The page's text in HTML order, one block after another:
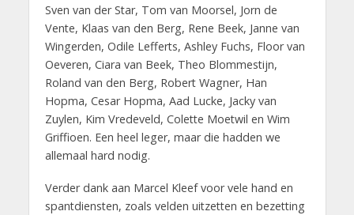
Sven van der Star, Tom van Moorsel, Jorn de
Vente, Klaas van den Berg, Rene Beek, Janne van
Wingerden, Odile Lefferts, Ashley Fuchs, Floor van
Oeveren, Ciara van Beek, Theo Blommestijn,
Roland van den Berg, Robert Wagner, Han
Hopma, Cesar Hopma, Aad Lucke, Jacky van
Zuylen, Kim Vredeveld, Colette Moetwil en Wim
Griffioen. Een heel leger, maar die hadden we
allemaal hard nodig.
Verder dank aan Marcel Kleef voor vele hand en
spantdiensten, zoals velden uitzetten en bezetting